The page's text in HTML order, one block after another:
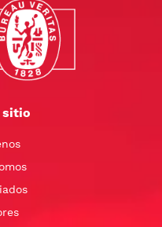
sitio